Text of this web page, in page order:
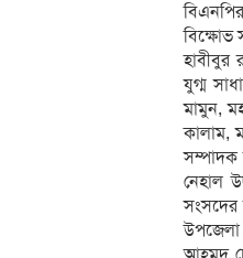
বিক্ষোভ
হাবীবুর
যুগ্ম
মামুন,
কালাম,
সম্পাদক
নেহাল
সংসদের